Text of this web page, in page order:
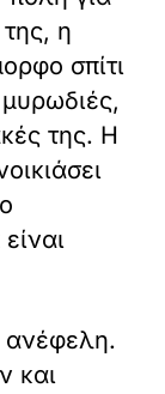
η
σπίτι
της. Η
ανέφελη.
και